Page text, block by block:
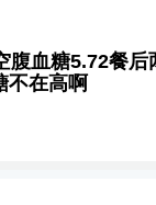
腹血糖5.72餐后
不在高啊